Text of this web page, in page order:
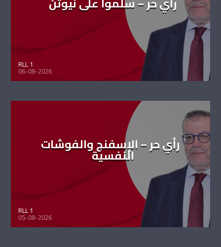
RLL 1
06-08-2026
رأي حر – الإسفنج والفوشات
النفسية
RLL 1
05-08-2026